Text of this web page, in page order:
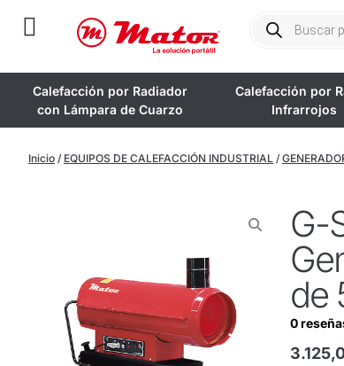
Calefacción por Radiador
con Lámpara de Cuarzo
Calefacción por
Infrarrojos
Inicio / EQUIPOS DE CALEFACCIÓN INDUSTRIAL /
G-
de
0